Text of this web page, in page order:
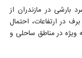
بارشی در مازندران از
شدید برف در ارتفاعات، احتمال
ویژه در مناطق ساحلی و